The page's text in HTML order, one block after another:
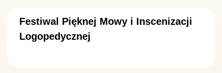
Festiwal Pięknej Mowy i Inscenizacji
Logopedycznej